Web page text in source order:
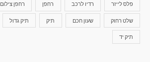
פלס לייזר רדיו לרכב רחפן רחפן צילום
שלט רחוק שעון חכם תיק תיק גדול
תיק יד